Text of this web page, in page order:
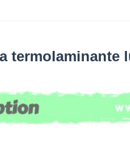
termolaminante